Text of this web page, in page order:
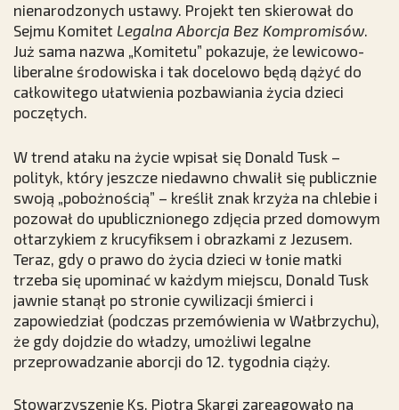
nienarodzonych ustawy. Projekt ten skierował do
Sejmu Komitet Legalna Aborcja Bez Kompromisów.
Już sama nazwa „Komitetu” pokazuje, że lewicowo-
liberalne środowiska i tak docelowo będą dążyć do
całkowitego ułatwienia pozbawiania życia dzieci
poczętych.
W trend ataku na życie wpisał się Donald Tusk –
polityk, który jeszcze niedawno chwalił się publicznie
swoją „pobożnością” – kreślił znak krzyża na chlebie i
pozował do upublicznionego zdjęcia przed domowym
ołtarzykiem z krucyfiksem i obrazkami z Jezusem.
Teraz, gdy o prawo do życia dzieci w łonie matki
trzeba się upominać w każdym miejscu, Donald Tusk
jawnie stanął po stronie cywilizacji śmierci i
zapowiedział (podczas przemówienia w Wałbrzychu),
że gdy dojdzie do władzy, umożliwi legalne
przeprowadzanie aborcji do 12. tygodnia ciąży.
Stowarzyszenie Ks. Piotra Skargi zareagowało na